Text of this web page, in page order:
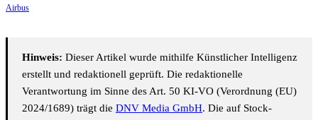
Airbus
Hinweis: Dieser Artikel wurde mithilfe Künstlicher Intelligenz
erstellt und redaktionell geprüft. Die redaktionelle
Verantwortung im Sinne des Art. 50 KI-VO (Verordnung (EU)
2024/1689) trägt die DNV Media GmbH. Die auf Stock-